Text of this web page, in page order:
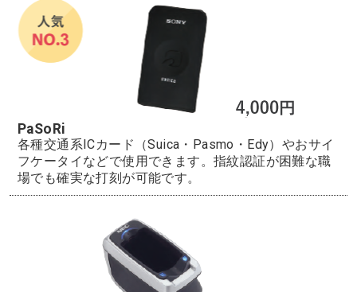
PaSoRi
各種交通系ICカード（Suica・Pasmo・Edy）やおサイ
フケータイなどで使用できます。指紋認証が困難な職
場でも確実な打刻が可能です。